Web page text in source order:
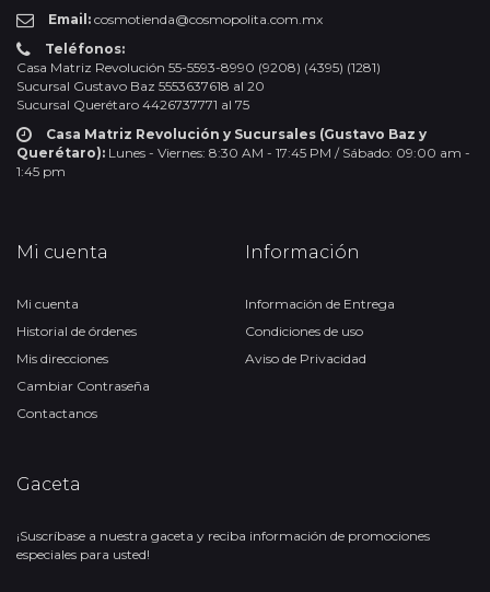
Email: cosmotienda@cosmopolita.com.mx
Teléfonos:
Casa Matriz Revolución 55-5593-8990 (9208) (4395) (1281)
Sucursal Gustavo Baz 5553637618 al 20
Sucursal Querétaro 4426737771 al 75
Casa Matriz Revolución y Sucursales (Gustavo Baz y
Querétaro): Lunes - Viernes: 8:30 AM - 17:45 PM / Sábado: 09:00 am -
1:45 pm
Mi cuenta
Mi cuenta
Historial de órdenes
Mis direcciones
Cambiar Contraseña
Contactanos
Información
Información de Entrega
Condiciones de uso
Aviso de Privacidad
Gaceta
¡Suscríbase a nuestra gaceta y reciba información de promociones
especiales para usted!